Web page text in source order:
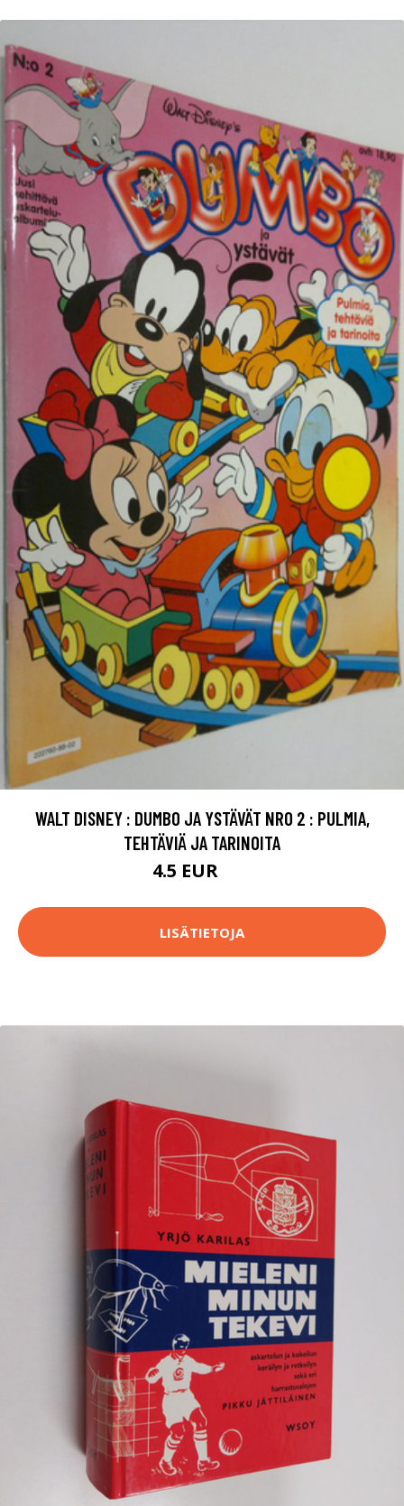
WALT DISNEY : DUMBO JA YSTÄVÄT NRO 2 : PULMIA,
TEHTÄVIÄ JA TARINOITA
4.5 EUR
LISÄTIETOJA